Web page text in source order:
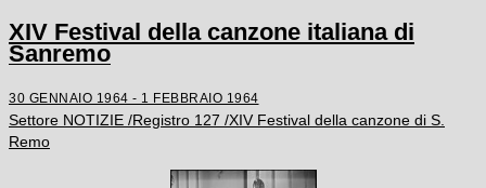
XIV Festival della canzone italiana di
Sanremo
30 GENNAIO 1964 - 1 FEBBRAIO 1964
Settore NOTIZIE /Registro 127 /XIV Festival della canzone di S.
Remo